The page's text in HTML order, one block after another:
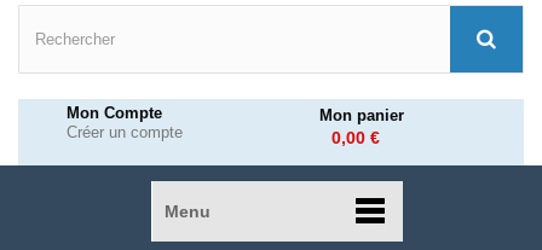
Mon Compte
Créer un compte
Mon panier
0,00 €
Menu